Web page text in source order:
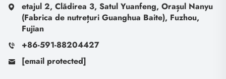
etajul 2, Clădirea 3, Satul Yuanfeng, Orașul Nanyu
(Fabrica de nutrețuri Guanghua Baite), Fuzhou,
Fujian
+86-591-88204427
[email protected]